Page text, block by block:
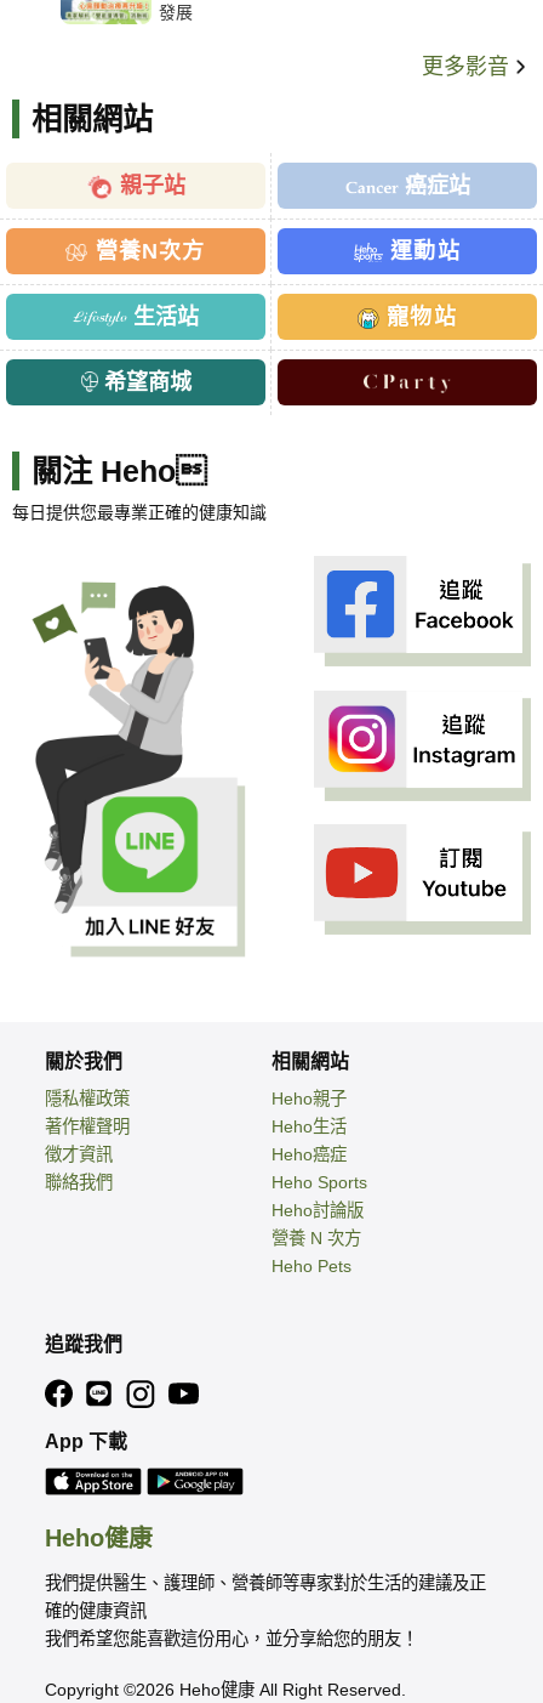
發展
更多影音
相關網站
親子站 癌症站
營養N次方 運動站
生活站 寵物站
希望商城
關注 Heho
每日提供您最專業正確的健康知識
Heho健康
我們提供醫生、護理師、營養師等專家對於生活的建議及正
確的健康資訊
我們希望您能喜歡這份用心，並分享給您的朋友！
Copyright ©2026 Heho健康 All Right Reserved.
關於我們
隱私權政策
著作權聲明
徵才資訊
聯絡我們
相關網站
Heho親子
Heho生活
Heho癌症
Heho Sports
Heho討論版
營養 N 次方
Heho Pets
追蹤我們
App 下載